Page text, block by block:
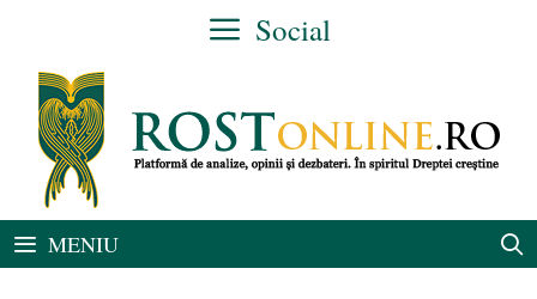
conținut
Social
MENIU